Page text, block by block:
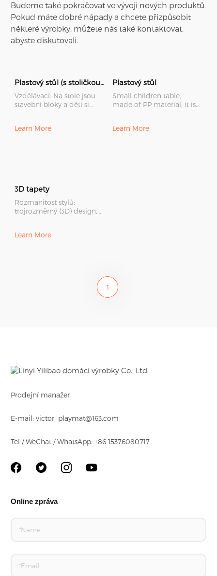
Budeme také pokračovat ve vývoji nových produktů.
Pokud máte dobré nápady a chcete přizpůsobit
některé výrobky, můžete nás také kontaktovat,
abyste diskutovali.
Plastový stůl (s stoličkou a stavebními bloky)
Vzdělávací: Na stole jsou
stavební bloky a děti si
výchovu
Learn More
Plastový stůl
Small children table,
made of PP material, it is
Learn More
3D tapety
Rozmanitost stylů:
trojrozměrný (3D) design,
řezání
Learn More
1
Prodejní manažer
E-mail: victor_playmat@163.com
Tel / WeChat / WhatsApp: +86 15376080717
Online zpráva